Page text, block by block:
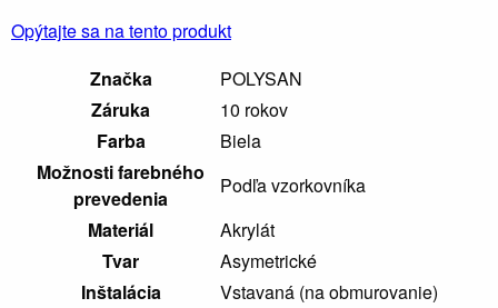
Opýtajte sa na tento produkt
Značka
POLYSAN
Záruka
10 rokov
Farba
Biela
Možnosti farebného
prevedenia
Podľa vzorkovníka
Materiál
Akrylát
Tvar
Asymetrické
Inštalácia
Vstavaná (na obmurovanie)